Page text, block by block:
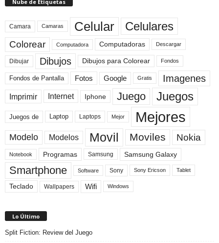
Nube de Etiquetas
Camara Camaras Celular Celulares
Colorear Computadora Computadoras Descargar
Dibujar Dibujos Dibujos para Colorear Fondos
Fondos de Pantalla Fotos Google Gratis Imagenes
Imprimir Internet Iphone Juego Juegos
Juegos de Laptop Laptops Mejor Mejores
Modelo Modelos Movil Moviles Nokia
Notebook Programas Samsung Samsung Galaxy
Smartphone Software Sony Sony Ericson Tablet
Teclado Wallpapers Wifi Windows
Lo Último
Split Fiction: Review del Juego